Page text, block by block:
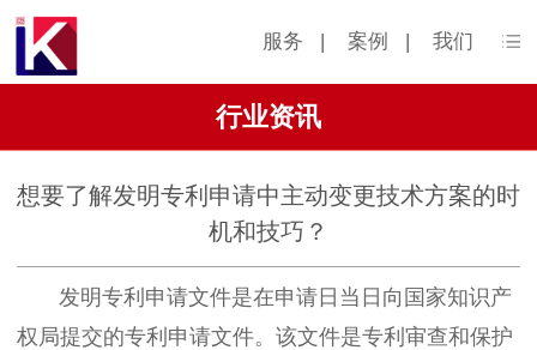
服务 | 案例 | 我们
行业资讯
想要了解发明专利申请中主动变更技术方案的时
机和技巧？
发明专利申请文件是在申请日当日向国家知识产
权局提交的专利申请文件。该文件是专利审查和保护